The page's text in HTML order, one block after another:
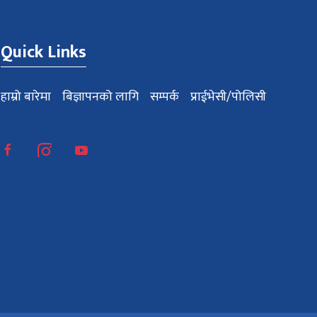
Quick Links
हाम्रो बारेमा बिज्ञापनको लागि सम्पर्क प्राईभेसी/पोलिसी